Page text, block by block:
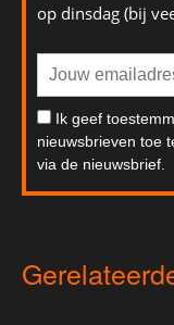
op dinsdag (bij
Ik geef
nieuwsbrieven toe
via de nieuwsbrief.